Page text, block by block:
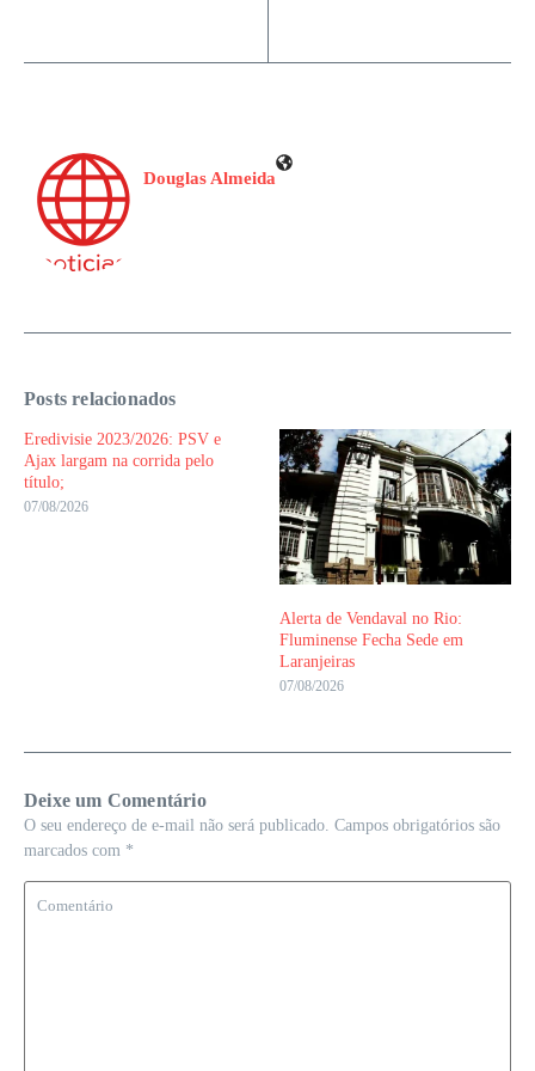
Douglas Almeida
Posts relacionados
Eredivisie 2023/2026: PSV e
Ajax largam na corrida pelo
título;
07/08/2026
Alerta de Vendaval no Rio:
Fluminense Fecha Sede em
Laranjeiras
07/08/2026
Deixe um Comentário
O seu endereço de e-mail não será publicado. Campos obrigatórios são
marcados com *